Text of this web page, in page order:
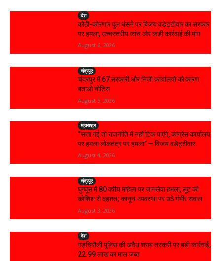
देश
कोठी-कोरणार पुल धंसने पर विजय वडेट्टीवार का सरकार
पर हमला, उच्चस्तरीय जांच और कड़ी कार्रवाई की मांग
August 6, 2026
चंद्रपूर
चंद्रपुर में 67 सरकारी और निजी कार्यालयों को कारण
बताओ नोटिस
August 5, 2026
महाराष्ट्र
“सत्ता गई तो राजनीति में नहीं टिक पाएंगे, कांग्रेस कार्यालय
पर हमला लोकतंत्र पर हमला” — विजय वडेट्टीवार
August 4, 2026
चंद्रपूर
घुग्घूस में 80 वर्षीय महिला पर जानलेवा हमला, लूट की
कोशिश से दहशत; कानून-व्यवस्था पर उठे गंभीर सवाल
August 3, 2026
देश
गड़चिरौली पुलिस की अवैध शराब तस्करी पर बड़ी कार्रवाई,
₹22.99 लाख का माल जब्त